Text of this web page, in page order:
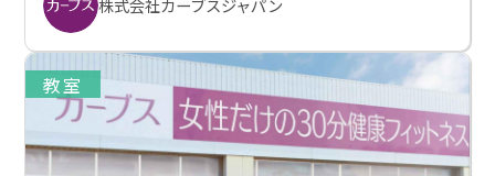
株式会社カーブスジャパン
教室